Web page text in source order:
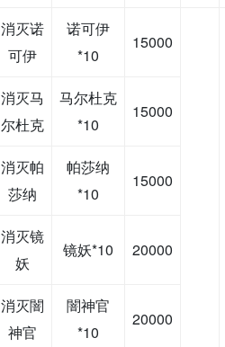
消灭诺
可伊
诺可伊
*10
15000
消灭马
尔杜克
马尔杜克
*10
15000
消灭帕
莎纳
帕莎纳
*10
15000
消灭镜
妖
镜妖*10 20000
消灭闇
神官
闇神官
*10
20000